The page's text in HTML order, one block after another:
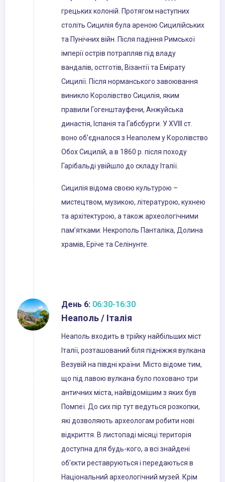
грецьких колоній. Протягом наступних
століть Сицилія була ареною Сицилійських
та Пунічних війн. Після падіння Римської
імперії острів потрапляв під владу
вандалів, остготів, Візантії та Емірату
Сицилії. Після норманського завоювання
виникло Королівство Сицилія, яким
правили Гогенштауфени, Анжуйська
династія, Іспанія та Габсбурги. У XVIII ст.
воно об’єдналося з Неаполем у Королівство
Обох Сицилій, а в 1860 р. після походу
Гарібальді увійшло до складу Італії.
Сицилія відома своєю культурою –
мистецтвом, музикою, літературою, кухнею
та архітектурою, а також археологічними
пам’ятками: Некрополь Панталіка, Долина
храмів, Еріче та Селінунте.
День 6: 06:30-16:30
Неаполь / Італія
Неаполь входить в трійку найбільших міст
Італії, розташований біля підніжжя вулкана
Везувій на півдні країни. Місто відоме тим,
що під лавою вулкана було поховано три
античних міста, найвідомішим з яких був
Помпеї. До сих пір тут ведуться розкопки,
які дозволяють археологам робити нові
відкриття. В листопаді місяці територія
доступна для будь-кого, а всі знайдені
об'єкти реставруються і передаються в
Національний археологічний музей. Крім